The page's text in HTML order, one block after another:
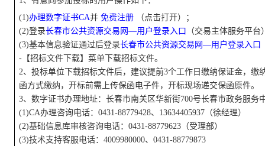
(1)办理数字证书CA并 免费注册
（点击打开）；
(2)登录长春市公共资源交易网 —用户登录入口
（交易主体服务平台
(3)基本信息验证通过后登录长春市公共资源交易网 —用户登录入口
-【招标文件下载】菜单下载招标文件。
2、投标单位下载招标文件后，建议提前3个工作日缴纳保证金，缴
函方式缴纳，开标前需上传保函电子件，开标现场递交保函原件。
3、 数字证书办理地址：长春市南关区华新街700号长春市政务服务
(1)CA办理咨询电话： 0431-88779428、 13634405937（徐经理）
(2)基础信息库审核咨询电话： 0431-88779623（受理部）
(3)技术支持客服电话： 4009980000、 0431-88779873